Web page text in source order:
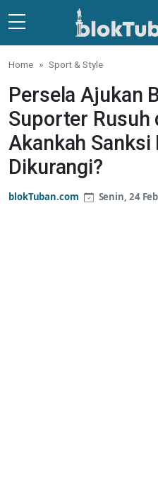
Skip to main content
Home Sport & Style
Persela Ajukan
Suporter Rusuh
Akankah Sanksi
Dikurangi?
blokTuban.com Senin, 24